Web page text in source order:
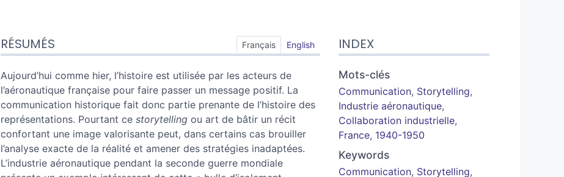
Index
Plan
Texte
Notes
Illustrations
Citer cet article
Auteur
RÉSUMÉS Français English
Aujourd’hui comme hier, l’histoire est utilisée par les acteurs de
l’aéronautique française pour faire passer un message positif. La
communication historique fait donc partie prenante de l’histoire des
représentations. Pourtant ce storytelling ou art de bâtir un récit
confortant une image valorisante peut, dans certains cas brouiller
l’analyse exacte de la réalité et amener des stratégies inadaptées.
L’industrie aéronautique pendant la seconde guerre mondiale
INDEX
Mots-clés
Communication, Storytelling,
Industrie aéronautique,
Collaboration industrielle,
France, 1940-1950
Keywords
Communication, Storytelling,